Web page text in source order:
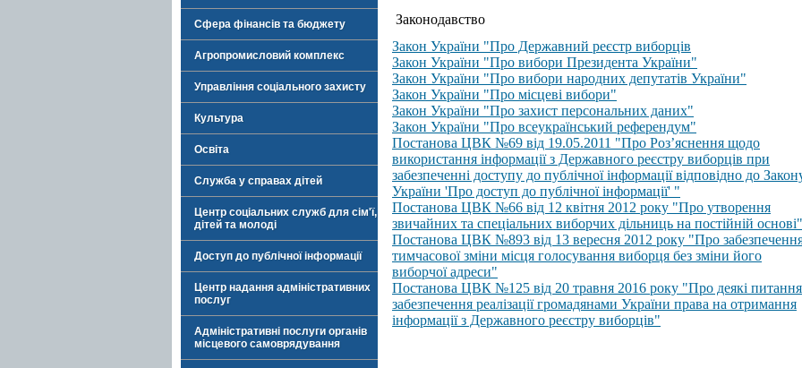
Сфера фінансів та бюджету
Агропромисловий комплекс
Управління соціального захисту
Культура
Освіта
Служба у справах дітей
Центр соціальних служб для сім'ї,
дітей та молоді
Доступ до публічної інформації
Центр надання адміністративних
послуг
Адміністративні послуги органів
місцевого самоврядування
Законодавство
Закон України "Про Державний реєстр виборців
Закон України "Про вибори Президента України"
Закон України "Про вибори народних депутатів України"
Закон України "Про місцеві вибори"
Закон України "Про захист персональних даних"
Закон України "Про всеукраїнський референдум"
Постанова ЦВК №69 від 19.05.2011 "Про Роз’яснення щодо
використання інформації з Державного реєстру виборців при
забезпеченні доступу до публічної інформації відповідно до
України 'Про доступ до публічної інформації' "
Постанова ЦВК №66 від 12 квітня 2012 року "Про утворення
звичайних та спеціальних виборчих дільниць на постійній основі"
Постанова ЦВК №893 від 13 вересня 2012 року "Про
тимчасової зміни місця голосування виборця без зміни його
виборчої адреси"
Постанова ЦВК №125 від 20 травня 2016 року "Про деякі питання
забезпечення реалізації громадянами України права на отримання
інформації з Державного реєстру виборців"